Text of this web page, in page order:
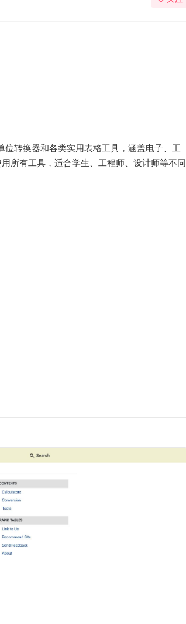
转换器和各类实用表格工具，涵盖电子、工
所有工具，适合学生、工程师、设计师等不同